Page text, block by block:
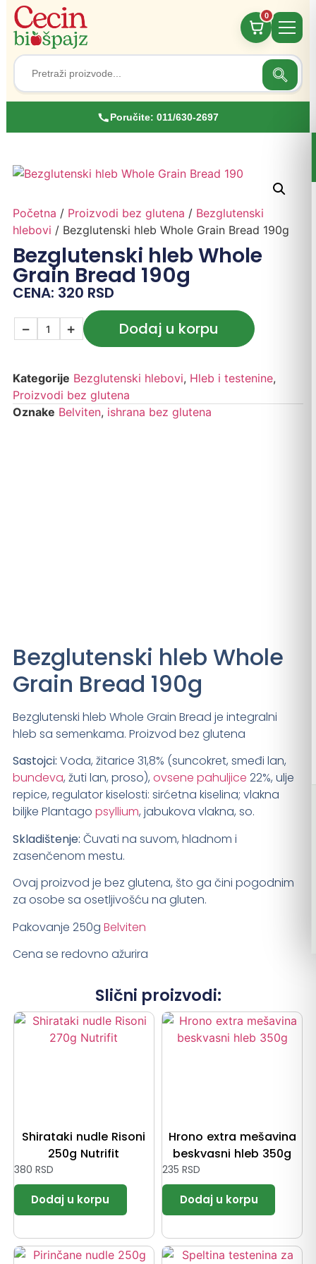
Search
for:
0
Poručite: 011/630-2697
Početna / Proizvodi bez glutena / Bezglutenski
hlebovi / Bezglutenski hleb Whole Grain Bread 190g
Bezglutenski hleb Whole
Grain Bread 190g
CENA: 320 RSD
− + Dodaj u korpu
Kategorije Bezglutenski hlebovi, Hleb i testenine,
Proizvodi bez glutena
Oznake Belviten, ishrana bez glutena
Bezglutenski hleb Whole
Grain Bread 190g
Bezglutenski hleb Whole Grain Bread je integralni
hleb sa semenkama. Proizvod bez glutena
Sastojci: Voda, žitarice 31,8% (suncokret, smeđi lan,
bundeva, žuti lan, proso), ovsene pahuljice 22%, ulje
repice, regulator kiselosti: sirćetna kiselina; vlakna
biljke Plantago psyllium, jabukova vlakna, so.
Skladištenje: Čuvati na suvom, hladnom i
zasenčenom mestu.
Ovaj proizvod je bez glutena, što ga čini pogodnim
za osobe sa osetljivošću na gluten.
Pakovanje 250g Belviten
Cena se redovno ažurira
Slični proizvodi:
Shirataki nudle Risoni
250g Nutrifit
380 RSD
Hrono extra mešavina
beskvasni hleb 350g
235 RSD